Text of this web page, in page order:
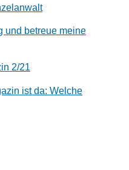
und betreue meine
ist da: Welche